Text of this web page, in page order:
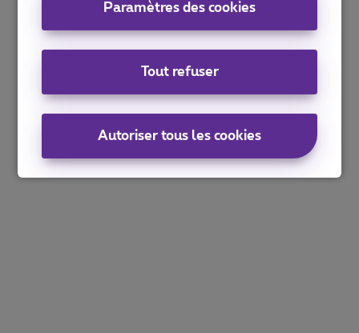
Paramètres des cookies
Tout refuser
Autoriser tous les cookies